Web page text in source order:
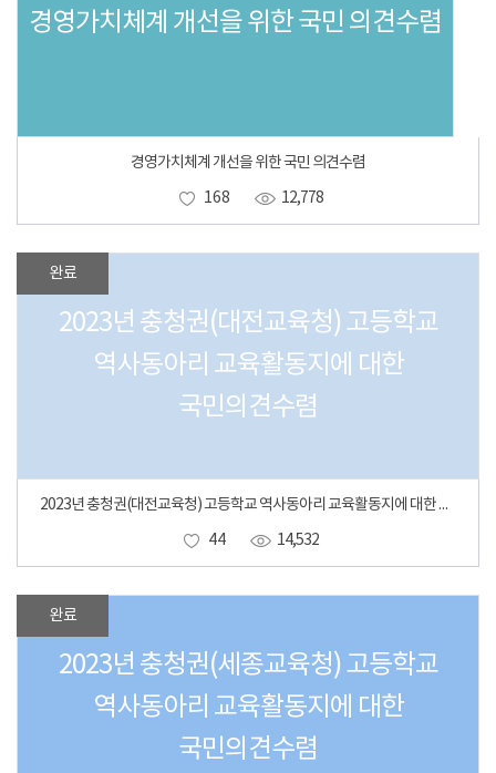
경영가치체계 개선을 위한 국민 의견수렴
경영가치체계 개선을 위한 국민 의견수렴
168
12,778
완료
2023년 충청권(대전교육청) 고등학교
역사동아리 교육활동지에 대한
국민의견수렴
2023년 충청권(대전교육청) 고등학교 역사동아리 교육활동지에 대한 국민의견수렴
44
14,532
완료
2023년 충청권(세종교육청) 고등학교
역사동아리 교육활동지에 대한
국민의견수렴